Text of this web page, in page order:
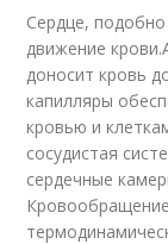
Сердце,
движение
доносит кровь
капилляры
кровью и
сосудистая
сердечные